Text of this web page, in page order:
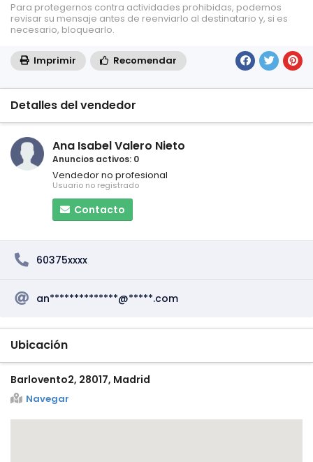
Para protegernos contra actividades prohibidas, podemos
revisar su mensaje antes de reenviarlo al destinatario y, si es
necesario, bloquearlo.
Imprimir Recomendar
Detalles del vendedor
Ana Isabel Valero Nieto
Anuncios activos: 0
Vendedor no profesional
Usuario no registrado
Contacto
60375xxxx
an**************@*****.com
Ubicación
Barlovento2, 28017, Madrid
Navegar